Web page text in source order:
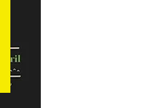
Más acciones